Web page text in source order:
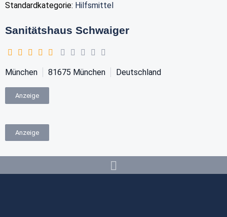
Standardkategorie: Hilfsmittel
Sanitätshaus Schwaiger
München 81675 München Deutschland
Anzeige
Anzeige